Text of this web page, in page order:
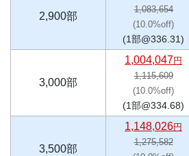
2,900部
1,083,654
(10.0%off)
(1部@336.31)
3,000部
1,004,047円
1,115,609
(10.0%off)
(1部@334.68)
3,500部
1,148,026円
1,275,582